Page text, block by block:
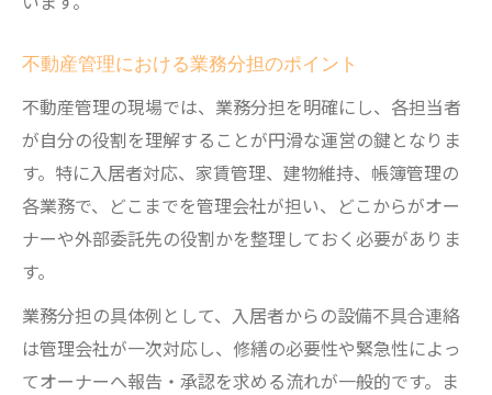
不動産管理における業務分担のポイント
不動産管理の現場では、業務分担を明確にし、各担当者
が自分の役割を理解することが円滑な運営の鍵となりま
す。特に入居者対応、家賃管理、建物維持、帳簿管理の
各業務で、どこまでを管理会社が担い、どこからがオー
ナーや外部委託先の役割かを整理しておく必要がありま
す。
業務分担の具体例として、入居者からの設備不具合連絡
は管理会社が一次対応し、修繕の必要性や緊急性によっ
てオーナーへ報告・承認を求める流れが一般的です。ま